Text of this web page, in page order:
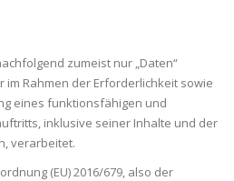
zumeist nur „Daten“
im Rahmen der Erforderlichkeit sowie
eines funktionsfähigen und
inklusive seiner Inhalte und der
verarbeitet.
(EU) 2016/679, also der